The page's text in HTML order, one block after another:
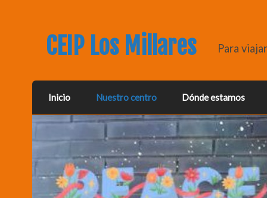
CEIP Los Millares Para
Inicio Nuestro centro Dónde estamos